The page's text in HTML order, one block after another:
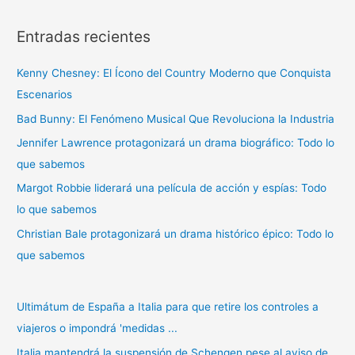
c
r
p
o
r
:
Entradas recientes
Kenny Chesney: El Ícono del Country Moderno que Conquista
Escenarios
Bad Bunny: El Fenómeno Musical Que Revoluciona la Industria
Jennifer Lawrence protagonizará un drama biográfico: Todo lo
que sabemos
Margot Robbie liderará una película de acción y espías: Todo
lo que sabemos
Christian Bale protagonizará un drama histórico épico: Todo lo
que sabemos
Ultimátum de España a Italia para que retire los controles a
viajeros o impondrá 'medidas ...
Italia mantendrá la suspensión de Schengen pese al aviso de